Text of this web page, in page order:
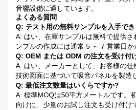
音響設備に適しています。
よくある質問
Q: テスト用の無料サンプルを入手で
A: はい、在庫サンプルは無料で提供
ンプルの作成には通常 5 ～ 7 営業日か
Q: OEM または ODM の注文を受け付
A: はい、メーカーとして、お客様の
技術図面に基づいて吸音パネルを製造
Q: 最低注文数量はいくらですか?
A: 標準MOQは50平方メートルです。
向けに、少量のお試し注文も受け付け